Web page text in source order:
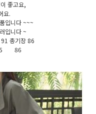
좋고요,
요.
입니다 ~~~
입니다 ~
총기장 86
86